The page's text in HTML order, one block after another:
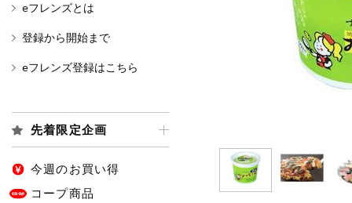
アレルゲン情報
そば 卵
eフレンズとは
登録から開始まで
eフレンズ登録はこちら
先着限定企画
今週のお買い得
コープ商品